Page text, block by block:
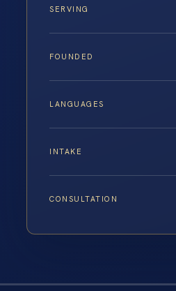
SERVING
FOUNDED
LANGUAGES
INTAKE
CONSULTATION